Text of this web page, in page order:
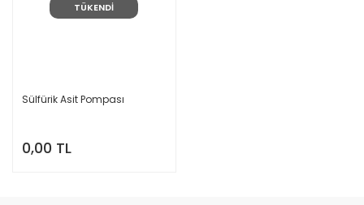
TÜKENDİ
Sülfürik Asit Pompası
0,00 TL